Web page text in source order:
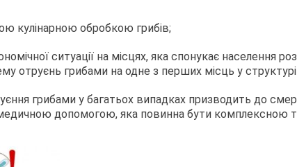
кулінарною обробкою грибів;
ситуації на місцях, яка спонукає населення
отруєнь грибами на одне з перших місць у
грибами у багатьох випадках призводить до
допомогою, яка повинна бути комплексною